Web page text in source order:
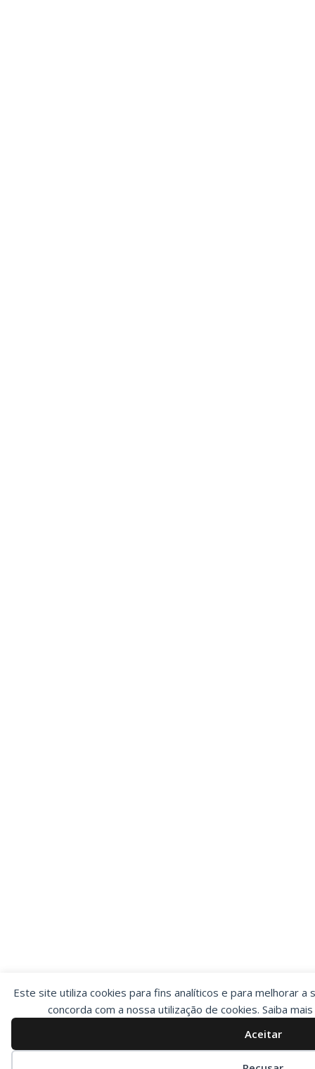
Este site utiliza cookies para fins analíticos e para melhorar a
concorda com a nossa utilização de cookies. Saiba
Aceitar